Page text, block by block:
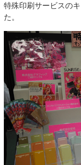
2022 見える化・MIS特集
特集・デジタル印刷 アイデ
JAPAN PACK 2023 特集
特集・デジタル印刷 ～ 新
案内
発刊案内
JFPI印
運営
会社案内
購読・
お問い合わせ
特殊印刷サービスの
た。